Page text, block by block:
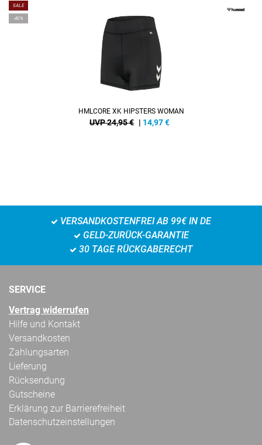
SALE
-40%
HMLCORE XK HIPSTERS WOMAN
UVP 24,95 € | 14,97€
VERSANDKOSTENFREI AB 99€ IN DE
GELD-ZURÜCK-GARANTIE
30 TAGE RÜCKGABERECHT
SERVICE
Vertrag widerrufen
Hilfe und Kontakt
Versandkosten
Zahlungsarten
Lieferung
Rücksendung
Gutscheine
Erklärung zur Barrierefreiheit
Datenschutzeinstellungen